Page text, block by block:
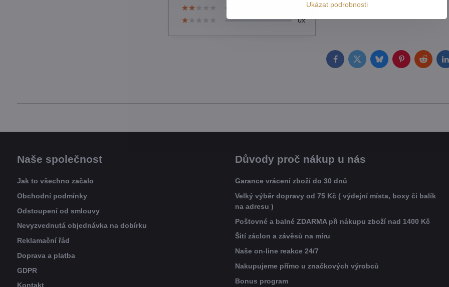
★★★★★
★★★★★
★★★★★
★★★★★
★★★★★
★★★★★ 0x
FacebookTwitterBlueskyPinterestReddit
Naše společnost
Jak to všechno začalo
Obchodní podmínky
Odstoupení od smlouvy
Nevyzvednutá objednávka na dobírku
Reklamační řád
Doprava a platba
GDPR
Kontakt
Důvody proč nákup u nás
Garance vrácení zboží do 30 dnů
Velký výběr dopravy od 75 Kč ( výdejní místa, boxy či balík
na adresu )
Poštovné a balné ZDARMA při nákupu zboží nad 1400 Kč
Šití záclon a závěsů na míru
Naše on-line reakce 24/7
Nakupujeme přímo u značkových výrobců
Bonus program
Ukázat podrobnosti